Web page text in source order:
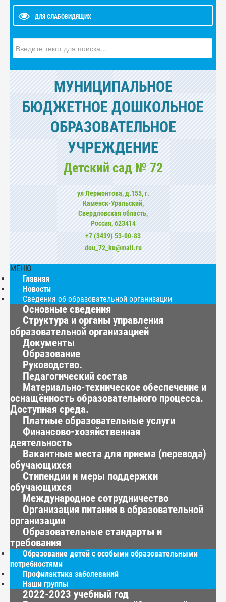
ДЛЯ СЛАБОВИДЯЩИХ
МУНИЦИПАЛЬНОЕ
БЮДЖЕТНОЕ ДОШКОЛЬНОЕ
ОБРАЗОВАТЕЛЬНОЕ
УЧРЕЖДЕНИЕ
Детский сад № 72
ул Лермонтова, д.155, г.
Каменск-Уральский,
Свердловская область,
Россия, 623414
+7 (3439) 53-00-83
dou_72_ku@mail.ru
МЕНЮ
Главная
Новости
Сведения об образовательной организации
Основные сведения
Структура и органы управления
образовательной организацией
Документы
Образование
Руководство.
Педагогический состав
Материально-техническое обеспечение и
оснащённость образовательного процесса.
Доступная среда.
Платные образовательные услуги
Финансово-хозяйственная
деятельность
Вакантные места для приема (перевода)
обучающихся
Стипендии и меры поддержки
обучающихся
Международное сотрудничество
Организация питания в образовательной
организации
Образовательные стандарты и
требования
Образование детей с особыми образовательными
потребностями
Профилактика заболеваний
Наши группы
2022-2023 учебный год